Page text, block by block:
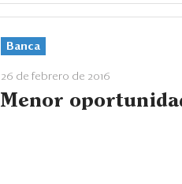
Banca
26 de febrero de 2016
Menor